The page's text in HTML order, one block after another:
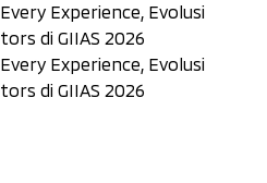
Experience, Evolusi
di GIIAS 2026
Experience, Evolusi
di GIIAS 2026